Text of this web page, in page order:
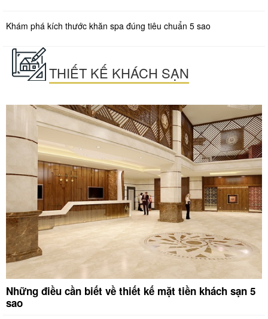
Khám phá kích thước khăn spa đúng tiêu chuẩn 5 sao
THIẾT KẾ KHÁCH SẠN
Những điều cần biết về thiết kế mặt tiền khách sạn 5
sao